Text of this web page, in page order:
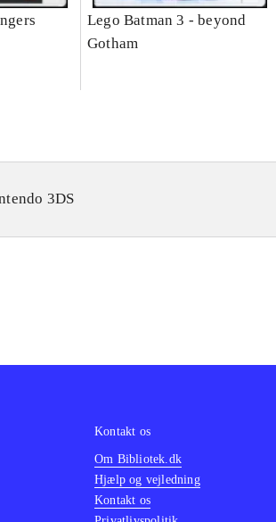
Lego Batman 3 - beyond
Gotham
3DS
Kontakt os
Om Bibliotek.dk
Hjælp og vejledning
Kontakt os